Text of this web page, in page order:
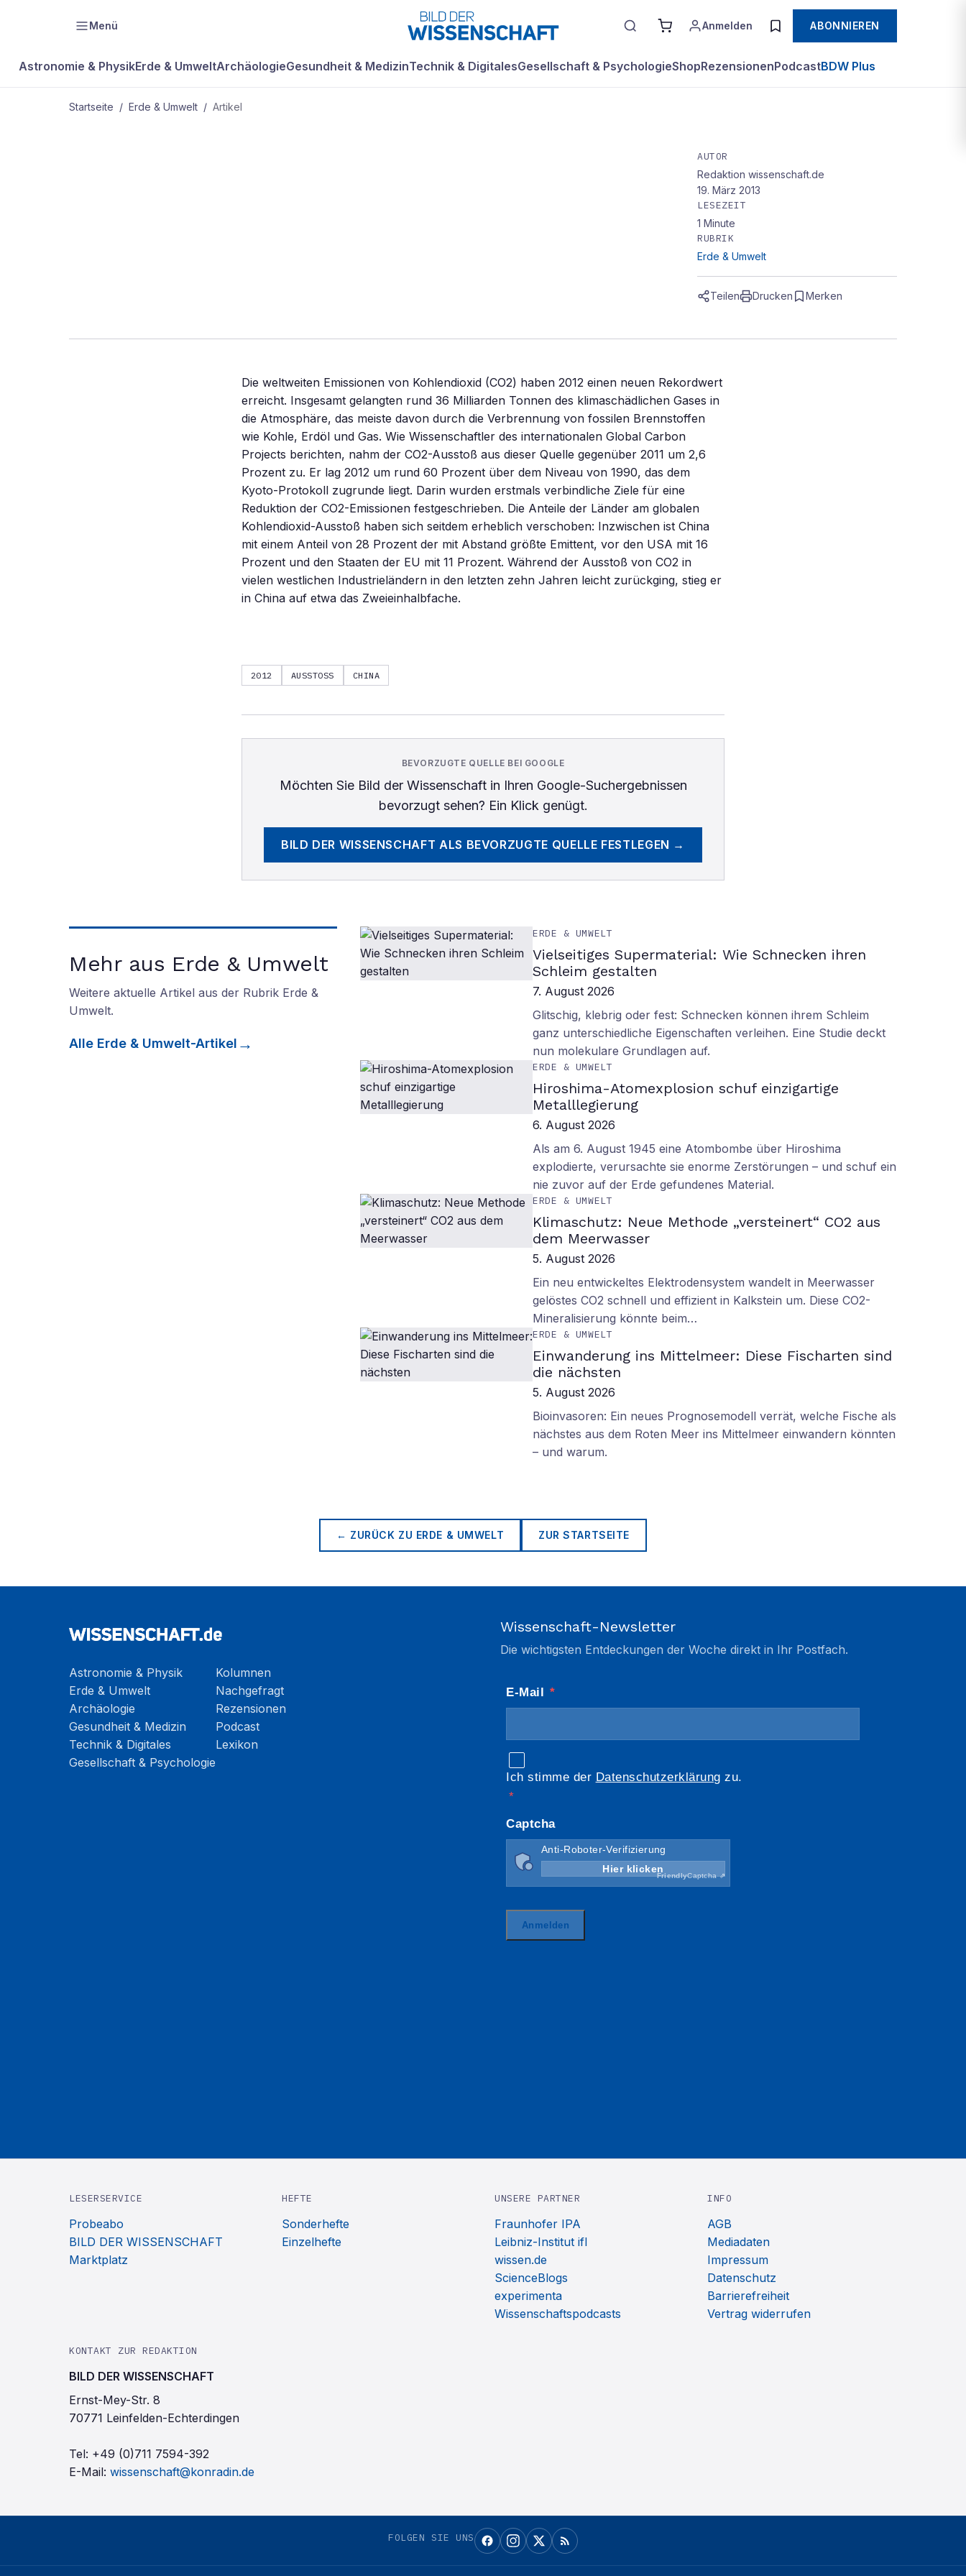
Menü Anmelden ABONNIEREN
Astronomie & PhysikErde & UmweltArchäologieGesundheit & MedizinTechnik & DigitalesGesellschaft & PsychologieShopRezensionenPodcastBDW Plus
Startseite / Erde & Umwelt / Artikel
AUTOR
Redaktion wissenschaft.de
19. März 2013
LESEZEIT
1 Minute
RUBRIK
Erde & Umwelt
Teilen Drucken Merken
Die weltweiten Emissionen von Kohlendioxid (CO2) haben 2012 einen neuen Rekordwert
erreicht. Insgesamt gelangten rund 36 Milliarden Tonnen des klimaschädlichen Gases in
die Atmosphäre, das meiste davon durch die Verbrennung von fossilen Brennstoffen
wie Kohle, Erdöl und Gas. Wie Wissenschaftler des internationalen Global Carbon
Projects berichten, nahm der CO2-Ausstoß aus dieser Quelle gegenüber 2011 um 2,6
Prozent zu. Er lag 2012 um rund 60 Prozent über dem Niveau von 1990, das dem
Kyoto-Protokoll zugrunde liegt. Darin wurden erstmals verbindliche Ziele für eine
Reduktion der CO2-Emissionen festgeschrieben. Die Anteile der Länder am globalen
Kohlendioxid-Ausstoß haben sich seitdem erheblich verschoben: Inzwischen ist China
mit einem Anteil von 28 Prozent der mit Abstand größte Emittent, vor den USA mit 16
Prozent und den Staaten der EU mit 11 Prozent. Während der Ausstoß von CO2 in
vielen westlichen Industrieländern in den letzten zehn Jahren leicht zurückging, stieg er
in China auf etwa das Zweieinhalbfache.
2012 AUSSTOSS CHINA
BEVORZUGTE QUELLE BEI GOOGLE
Möchten Sie Bild der Wissenschaftin Ihren Google-Suchergebnissen
bevorzugt sehen? Ein Klick genügt.
BILD DER WISSENSCHAFT ALS BEVORZUGTE QUELLE FESTLEGEN →
Mehr aus Erde & Umwelt
Weitere aktuelle Artikel aus der Rubrik Erde &
Umwelt.
Alle Erde & Umwelt-Artikel
ERDE & UMWELT
Vielseitiges Supermaterial: Wie Schnecken ihren
Schleim gestalten
7. August 2026
Glitschig, klebrig oder fest: Schnecken können ihrem Schleim
ganz unterschiedliche Eigenschaften verleihen. Eine Studie deckt
nun molekulare Grundlagen auf.
ERDE & UMWELT
Hiroshima-Atomexplosion schuf einzigartige
Metalllegierung
6. August 2026
Als am 6. August 1945 eine Atombombe über Hiroshima
explodierte, verursachte sie enorme Zerstörungen – und schuf ein
nie zuvor auf der Erde gefundenes Material.
ERDE & UMWELT
Klimaschutz: Neue Methode „versteinert“ CO2 aus
dem Meerwasser
5. August 2026
Ein neu entwickeltes Elektrodensystem wandelt in Meerwasser
gelöstes CO2 schnell und effizient in Kalkstein um. Diese CO2-
Mineralisierung könnte beim…
ERDE & UMWELT
Einwanderung ins Mittelmeer: Diese Fischarten sind
die nächsten
5. August 2026
Bioinvasoren: Ein neues Prognosemodell verrät, welche Fische als
nächstes aus dem Roten Meer ins Mittelmeer einwandern könnten
– und warum.
← ZURÜCK ZU ERDE & UMWELT ZUR STARTSEITE
Astronomie & Physik
Erde & Umwelt
Archäologie
Gesundheit & Medizin
Technik & Digitales
Gesellschaft & Psychologie
Kolumnen
Nachgefragt
Rezensionen
Podcast
Lexikon
Wissenschaft-Newsletter
Die wichtigsten Entdeckungen der Woche direkt in Ihr Postfach.
LESERSERVICE
Probeabo
BILD DER WISSENSCHAFT
Marktplatz
HEFTE
Sonderhefte
Einzelhefte
UNSERE PARTNER
Fraunhofer IPA
Leibniz-Institut ifl
wissen.de
ScienceBlogs
experimenta
Wissenschaftspodcasts
INFO
AGB
Mediadaten
Impressum
Datenschutz
Barrierefreiheit
Vertrag widerrufen
KONTAKT ZUR REDAKTION
BILD DER WISSENSCHAFT
Ernst-Mey-Str. 8
70771 Leinfelden-Echterdingen
Tel: +49 (0)711 7594-392
E-Mail: wissenschaft@konradin.de
FOLGEN SIE UNS